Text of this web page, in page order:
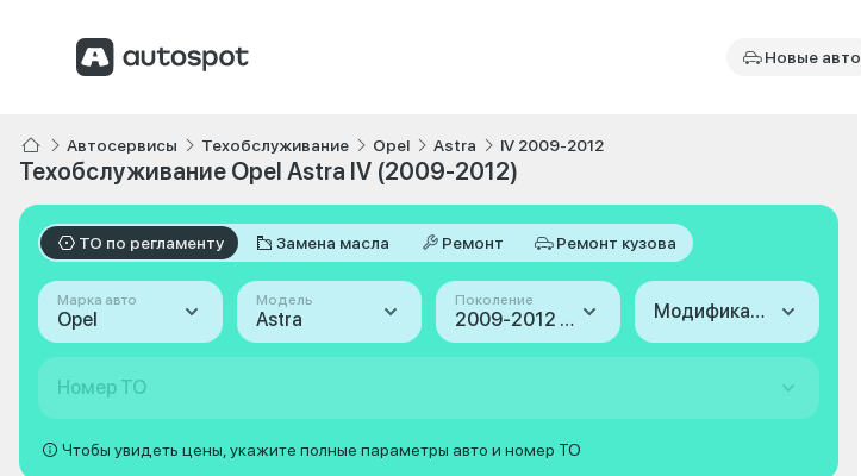
Новые авто
Автосервисы Техобслуживание Opel Astra IV 2009-2012
Техобслуживание Opel Astra IV (2009-2012)
ТО по регламенту Замена масла Ремонт Ремонт кузова
Марка авто
Opel
Модель
Astra
Поколение
2009-2012 (IV) Модификация
Номер ТО
Чтобы увидеть цены, укажите полные параметры авто и номер ТО